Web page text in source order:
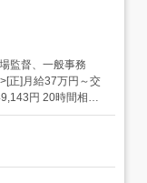
監督、一般事務
正]月給37万円～交
円 20時間相当
した場合は、別途残
種手当/1万2,000円